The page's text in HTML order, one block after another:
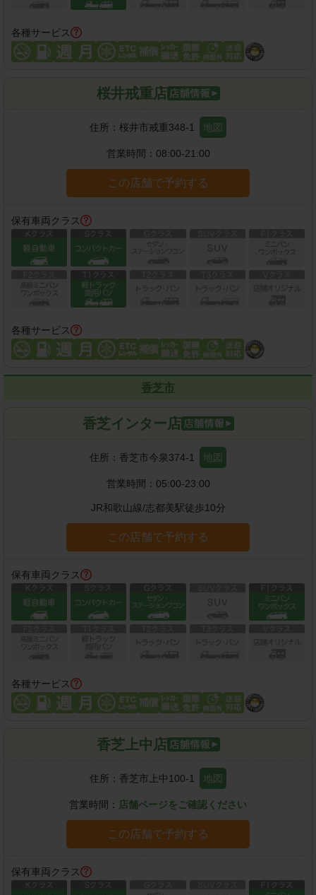
各種サービス
桜井戒重店
住所： 桜井市戒重348-1 地図
営業時間： 08:00-21:00
この店舗で予約する
保有車両クラス
各種サービス
香芝市
香芝インター店
住所： 香芝市今泉374-1 地図
営業時間： 05:00-23:00
JR和歌山線/志都美駅徒歩10分
この店舗で予約する
保有車両クラス
各種サービス
香芝上中店
住所： 香芝市上中100-1 地図
営業時間： 店舗ページをご確認ください
この店舗で予約する
保有車両クラス